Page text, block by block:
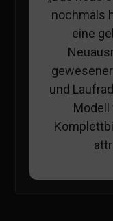
nochmals
eine
und
Modell